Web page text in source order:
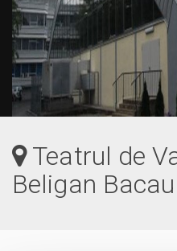
Teatrul de
Beligan Bacau